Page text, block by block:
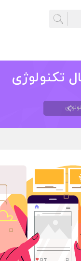
تكنولوژی